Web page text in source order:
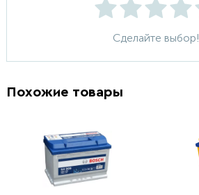
Сделайте выбор!
Похожие товары